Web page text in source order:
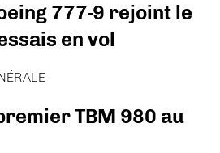
777-9 rejoint le
en vol
TBM 980 au